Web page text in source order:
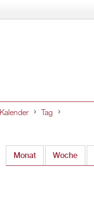
Kalender Tag
Monat Woche